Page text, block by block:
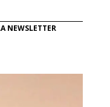
NEWSLETTER